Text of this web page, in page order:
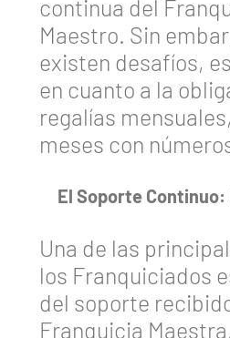
continua del
Maestro. Sin
existen desafíos,
en cuanto a la
regalías
meses con
El Soporte
Una de las
los Franquiciados
del soporte
Franquicia